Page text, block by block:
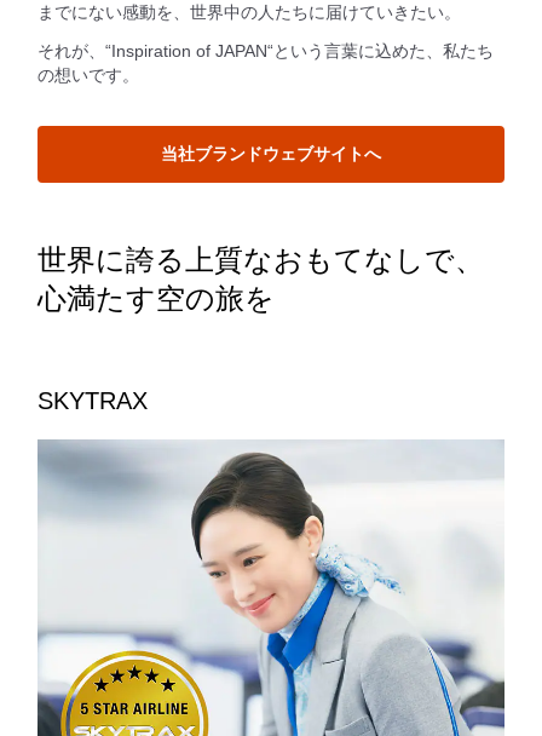
までにない感動を、世界中の人たちに届けていきたい。
それが、“Inspiration of JAPAN“という言葉に込めた、私たち
の想いです。
当社ブランドウェブサイトへ
世界に誇る上質なおもてなしで、
心満たす空の旅を
SKYTRAX